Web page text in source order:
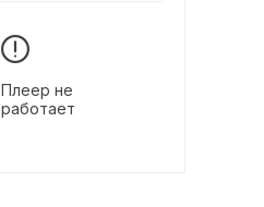
Плеер не
работает